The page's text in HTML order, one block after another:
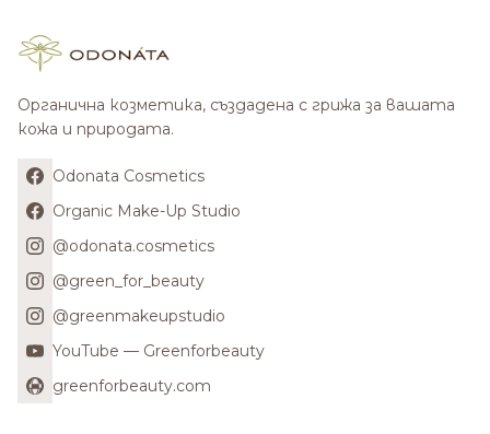
Органична козметика, създадена с грижа за вашата
кожа и природата.
Odonata Cosmetics
Organic Make-Up Studio
@odonata.cosmetics
@green_for_beauty
@greenmakeupstudio
YouTube — Greenforbeauty
greenforbeauty.com